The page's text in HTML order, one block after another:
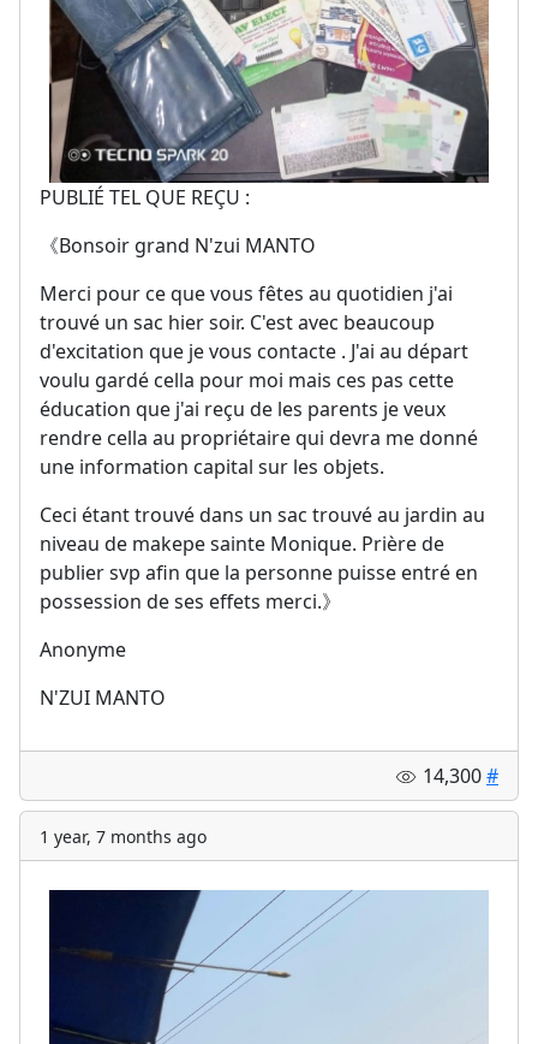
PUBLIÉ TEL QUE REÇU :
《Bonsoir grand N'zui MANTO
Merci pour ce que vous fêtes au quotidien j'ai
trouvé un sac hier soir. C'est avec beaucoup
d'excitation que je vous contacte . J'ai au départ
voulu gardé cella pour moi mais ces pas cette
éducation que j'ai reçu de les parents je veux
rendre cella au propriétaire qui devra me donné
une information capital sur les objets.
Ceci étant trouvé dans un sac trouvé au jardin au
niveau de makepe sainte Monique. Prière de
publier svp afin que la personne puisse entré en
possession de ses effets merci.》
Anonyme
N'ZUI MANTO
14,300#
1 year, 7 months ago